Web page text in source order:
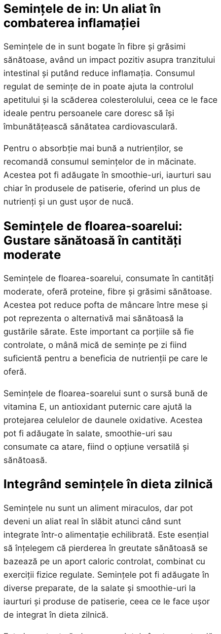
Semințele de in: Un aliat în
combaterea inflamației
Semințele de in sunt bogate în fibre și grăsimi
sănătoase, având un impact pozitiv asupra tranzitului
intestinal și putând reduce inflamația. Consumul
regulat de semințe de in poate ajuta la controlul
apetitului și la scăderea colesterolului, ceea ce le face
ideale pentru persoanele care doresc să își
îmbunătățească sănătatea cardiovasculară.
Pentru o absorbție mai bună a nutrienților, se
recomandă consumul semințelor de in măcinate.
Acestea pot fi adăugate în smoothie-uri, iaurturi sau
chiar în produsele de patiserie, oferind un plus de
nutrienți și un gust ușor de nucă.
Semințele de floarea-soarelui:
Gustare sănătoasă în cantități
moderate
Semințele de floarea-soarelui, consumate în cantități
moderate, oferă proteine, fibre și grăsimi sănătoase.
Acestea pot reduce pofta de mâncare între mese și
pot reprezenta o alternativă mai sănătoasă la
gustările sărate. Este important ca porțiile să fie
controlate, o mână mică de semințe pe zi fiind
suficientă pentru a beneficia de nutrienții pe care le
oferă.
Semințele de floarea-soarelui sunt o sursă bună de
vitamina E, un antioxidant puternic care ajută la
protejarea celulelor de daunele oxidative. Acestea
pot fi adăugate în salate, smoothie-uri sau
consumate ca atare, fiind o opțiune versatilă și
sănătoasă.
Integrând semințele în dieta zilnică
Semințele nu sunt un aliment miraculos, dar pot
deveni un aliat real în slăbit atunci când sunt
integrate într-o alimentație echilibrată. Este esențial
să înțelegem că pierderea în greutate sănătoasă se
bazează pe un aport caloric controlat, combinat cu
exerciții fizice regulate. Semințele pot fi adăugate în
diverse preparate, de la salate și smoothie-uri la
iaurturi și produse de patiserie, ceea ce le face ușor
de integrat în dieta zilnică.